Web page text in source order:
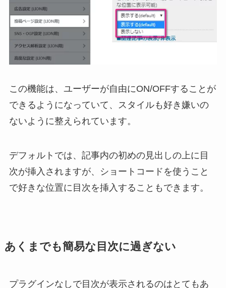
この機能は、ユーザーが自由にON/OFFすることが
できるようになっていて、スタイルも好き嫌いの
ないように整えられています。
デフォルトでは、記事内の初めの見出しの上に目
次が挿入されますが、ショートコードを使うこと
で好きな位置に目次を挿入することもできます。
あくまでも簡易な目次に過ぎない
プラグインなしで目次が表示されるのはとてもあ